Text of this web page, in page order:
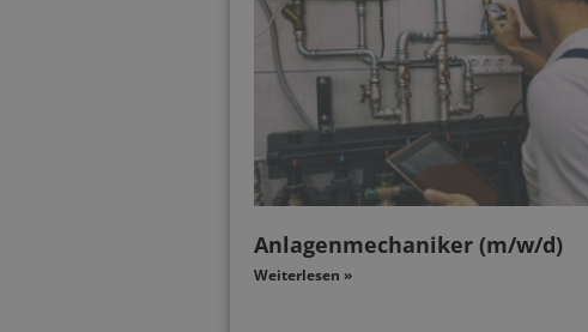
Anlagenmechaniker (m/w/d)
Weiterlesen »